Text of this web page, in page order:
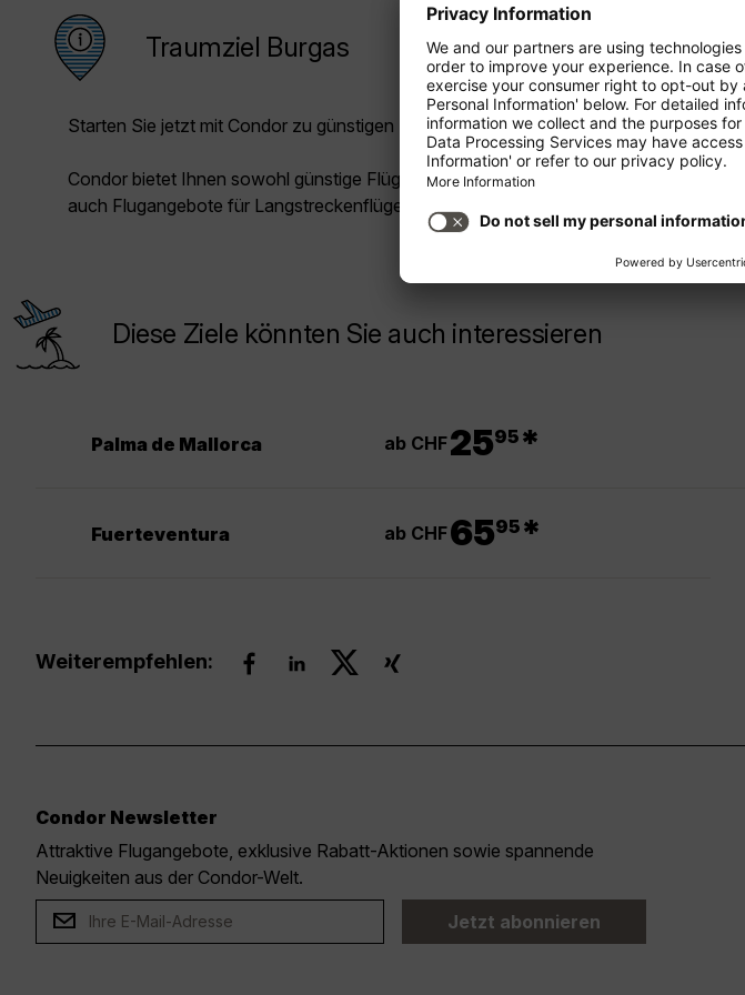
Traumziel Burgas
Starten Sie jetzt mit Condor zu günstigen Preisen in Ihren Urlaub!
Condor bietet Ihnen sowohl günstige Flüge für die Kurz- und Mittelstrecke als
auch Flugangebote für Langstreckenflüge.
Diese Ziele könnten Sie auch interessieren
Palma de Mallorca ab CHF2595 *
Fuerteventura ab CHF6595 *
Weiterempfehlen:
Condor Newsletter
Attraktive Flugangebote, exklusive Rabatt-Aktionen sowie spannende
Neuigkeiten aus der Condor-Welt.
Jetzt abonnieren